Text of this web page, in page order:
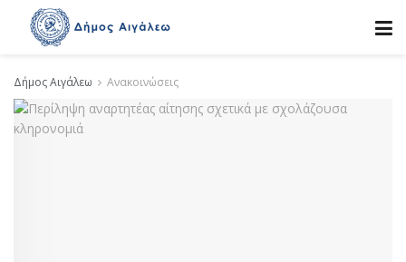
Δήμος Αιγάλεω Ανακοινώσεις